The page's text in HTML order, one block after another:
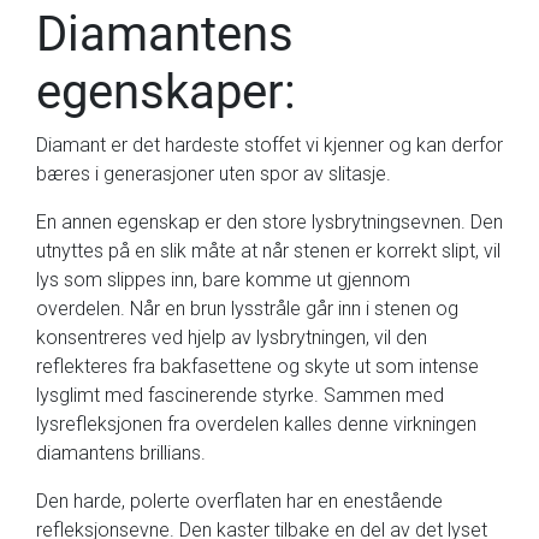
Diamantens
egenskaper:
Diamant er det hardeste stoffet vi kjenner og kan derfor
bæres i generasjoner uten spor av slitasje.
En annen egenskap er den store lysbrytningsevnen. Den
utnyttes på en slik måte at når stenen er korrekt slipt, vil
lys som slippes inn, bare komme ut gjennom
overdelen. Når en brun lysstråle går inn i stenen og
konsentreres ved hjelp av lysbrytningen, vil den
reflekteres fra bakfasettene og skyte ut som intense
lysglimt med fascinerende styrke. Sammen med
lysrefleksjonen fra overdelen kalles denne virkningen
diamantens brillians.
Den harde, polerte overflaten har en enestående
refleksjonsevne. Den kaster tilbake en del av det lyset